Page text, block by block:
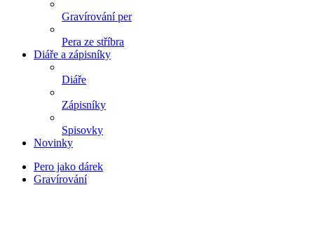
Gravírování per
Pera ze stříbra
Diáře a zápisníky
Diáře
Zápisníky
Spisovky
Novinky
Pero jako dárek
Gravírování